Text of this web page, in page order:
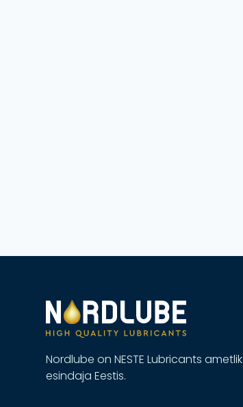
Nordlube on NESTE Lubricants ametlik
esindaja Eestis.